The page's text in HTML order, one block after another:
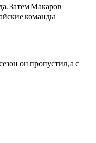
Затем Макаров
команды
он пропустил, а с